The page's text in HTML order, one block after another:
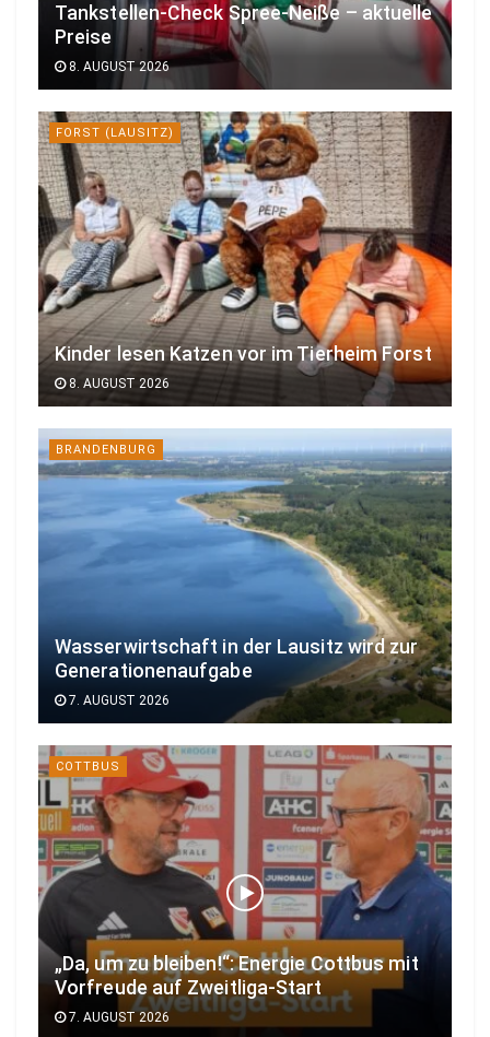
Tankstellen-Check Spree-Neiße – aktuelle
Preise
8. AUGUST 2026
FORST (LAUSITZ)
Kinder lesen Katzen vor im Tierheim Forst
8. AUGUST 2026
BRANDENBURG
Wasserwirtschaft in der Lausitz wird zur
Generationenaufgabe
7. AUGUST 2026
COTTBUS
„Da, um zu bleiben!“: Energie Cottbus mit
Vorfreude auf Zweitliga-Start
7. AUGUST 2026